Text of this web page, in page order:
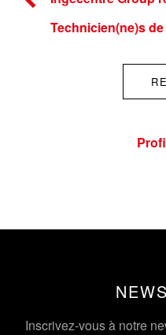
Technicien(ne)s
Inscrivez-vous à notre